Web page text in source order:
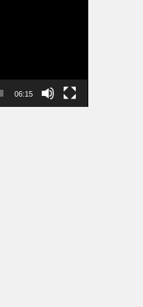
06:15